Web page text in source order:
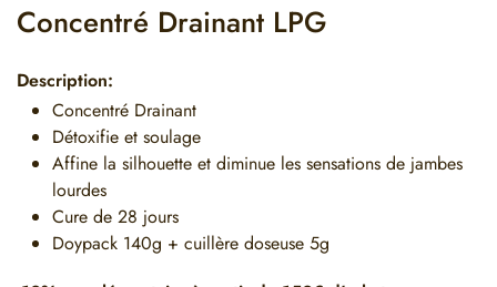
Concentré Drainant LPG
Description:
Concentré Drainant
Détoxifie et soulage
Affine la silhouette et diminue les sensations de jambes
lourdes
Cure de 28 jours
Doypack 140g + cuillère doseuse 5g